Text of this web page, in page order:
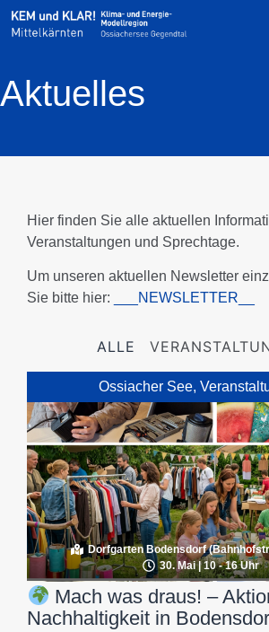
Aktuelles
Hier finden Sie alle aktuellen
Veranstaltungen und Sprechtage.
Um unseren aktuellen Newsletter
Sie bitte hier:
___NEWSLETTER__
ALLE
Ossiacher See,
Dorfgarten Bodensdorf
30. Mai | 10 - 16 Uhr
Mach was draus! –
Nachhaltigkeit in